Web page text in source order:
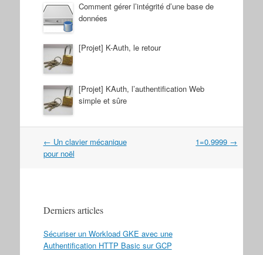
Comment gérer l’intégrité d’une base de
données
[Projet] K-Auth, le retour
[Projet] KAuth, l’authentification Web
simple et sûre
Navigation
dans
← Un clavier mécanique
pour noël
1=0.9999 →
Derniers articles
Sécuriser un Workload GKE avec une
Authentification HTTP Basic sur GCP